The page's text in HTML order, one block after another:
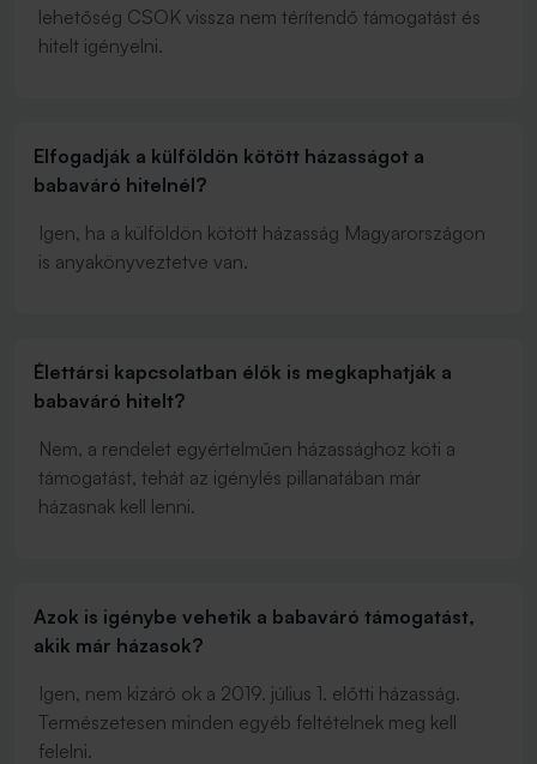
lehetőség CSOK vissza nem térítendő támogatást és
hitelt igényelni.
Elfogadják a külföldön kötött házasságot a
babaváró hitelnél?
Igen, ha a külföldön kötött házasság Magyarországon
is anyakönyveztetve van.
Élettársi kapcsolatban élők is megkaphatják a
babaváró hitelt?
Nem, a rendelet egyértelműen házassághoz köti a
támogatást, tehát az igénylés pillanatában már
házasnak kell lenni.
Azok is igénybe vehetik a babaváró támogatást,
akik már házasok?
Igen, nem kizáró ok a 2019. július 1. előtti házasság.
Természetesen minden egyéb feltételnek meg kell
felelni.